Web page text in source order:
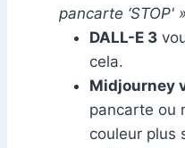
pancarte ‘STOP' »
DALL-E 3
cela.
Midjourney
pancarte ou
couleur plus